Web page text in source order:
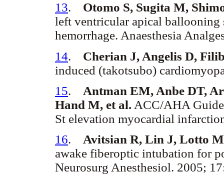
13. Otomo S, Sugita M,
left ventricular apical ballooning
hemorrhage. Anaesthesia
14. Cherian J, Angelis D,
induced (takotsubo)
15. Antman EM, Anbe DT,
Hand M, et al. ACC/AHA
St elevation myocardial
16. Avitsian R, Lin J, Lotto
awake fiberoptic intubation for
Neurosurg Anesthesiol. 2005;